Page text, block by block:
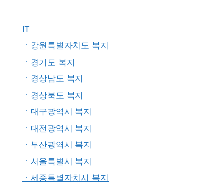
IT
ㆍ강원특별자치도 복지
ㆍ경기도 복지
ㆍ경상남도 복지
ㆍ경상북도 복지
ㆍ대구광역시 복지
ㆍ대전광역시 복지
ㆍ부산광역시 복지
ㆍ서울특별시 복지
ㆍ세종특별자치시 복지